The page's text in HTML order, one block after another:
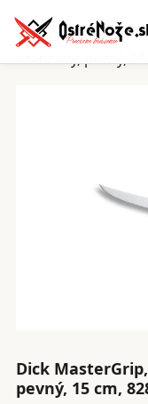
Domov/Nože/
oranžový, pevný,
Dick
pevný, 15 cm,